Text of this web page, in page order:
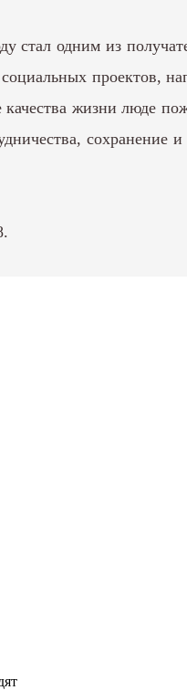
одним из
проектов,
жизни люде
сохранение